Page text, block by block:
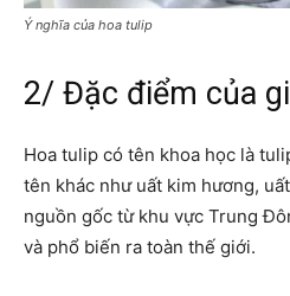
Ý nghĩa của hoa tulip
2/ Đặc điểm của
Hoa tulip có tên khoa học là
tên khác như uất kim hương,
nguồn gốc từ khu vực Trung
và phổ biến ra toàn thế giới.